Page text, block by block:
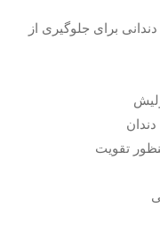
برای جلوگیری از
تقویت